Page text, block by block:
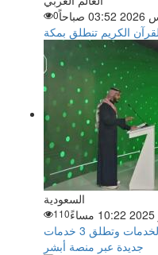
0
الكريم تنطلق بمكة
السعودية
110
الجوازات السعودية تواصل رقمنة الخدمات وتطلق 3 خدمات
جديدة عبر منصة أبشر